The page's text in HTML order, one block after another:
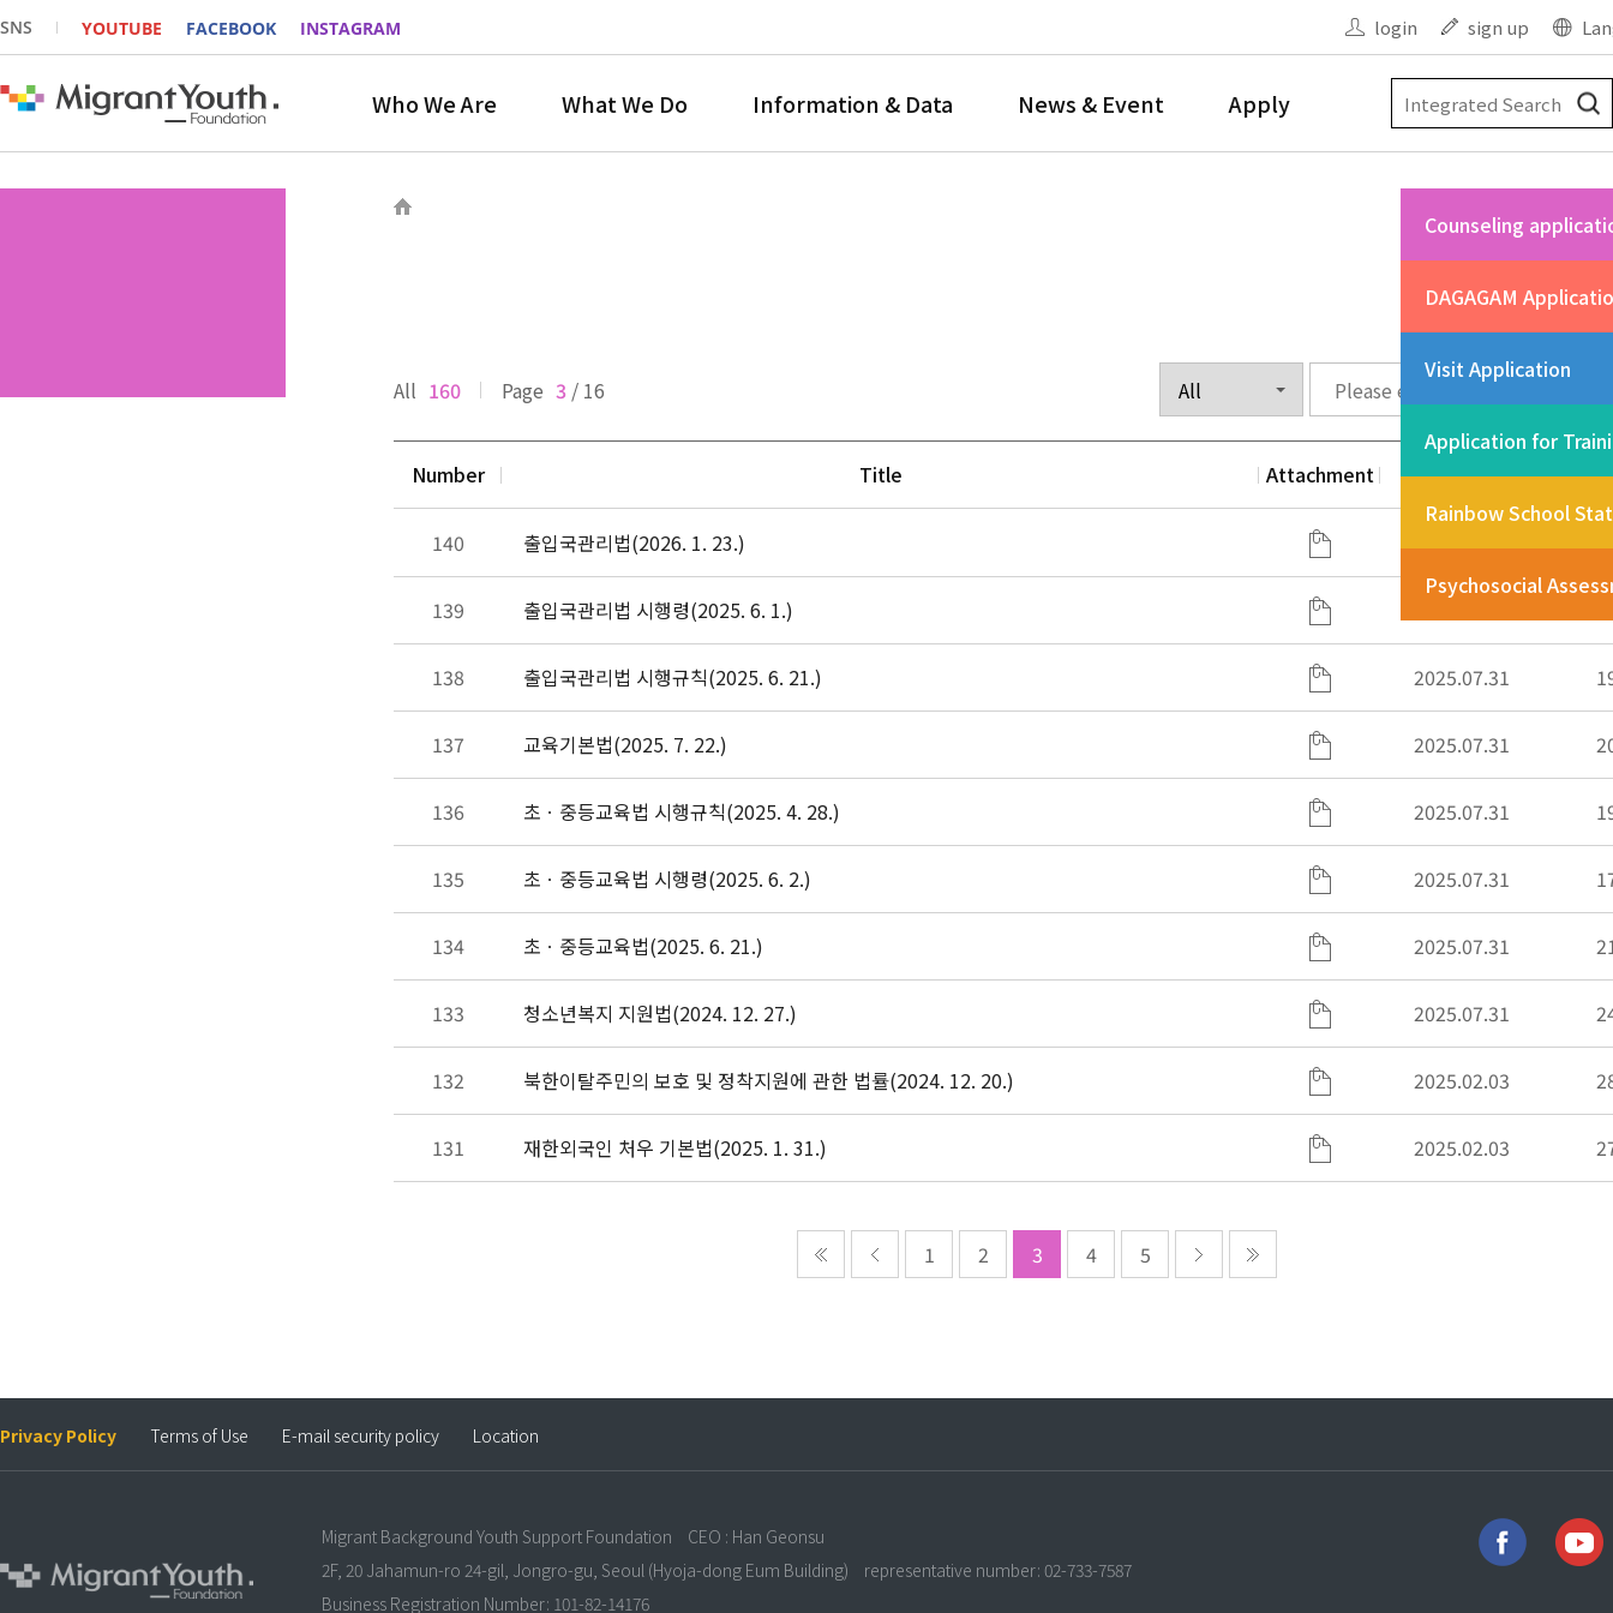
SNS YOUTUBE FACEBOOK INSTAGRAM login sign up
Who We Are What We Do Information & Data News & Event Apply
Counseling
DAGAGAM
Visit Application
Application for
Rainbow School
Psychosocial
All 160 Page 3 / 16
Number Title Attachment Date
140 출입국관리법(2026. 1. 23.) 2025.07.31
139 출입국관리법 시행령(2025. 6. 1.)
138 출입국관리법 시행규칙(2025. 6. 21.) 2025.07.31
137 교육기본법(2025. 7. 22.) 2025.07.31
136 초ㆍ중등교육법 시행규칙(2025. 4. 28.) 2025.07.31
135 초ㆍ중등교육법 시행령(2025. 6. 2.) 2025.07.31
134 초ㆍ중등교육법(2025. 6. 21.) 2025.07.31
133 청소년복지 지원법(2024. 12. 27.) 2025.07.31
132 북한이탈주민의 보호 및 정착지원에 관한 법률(2024. 12. 20.) 2025.02.03
131 재한외국인 처우 기본법(2025. 1. 31.) 2025.02.03
1 2 3 4 5
Privacy Policy Terms of Use E-mail security policy Location
Migrant Background Youth Support Foundation
CEO : Han Geonsu
2F, 20 Jahamun-ro 24-gil, Jongro-gu, Seoul (Hyoja-dong Eum Building)
representative number: 02-733-7587
Business Registration Number: 101-82-14176